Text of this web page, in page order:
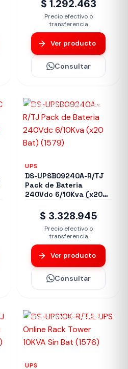
$ 1.292.463
Precio efectivo o
transferencia
Ver producto
Consultar
Disponible en 24/48hs
UPS
DS-UPSB09240A-R/TJ
Pack de Bateria
240Vdc 6/10Kva (x20
$ 3.328.945
Precio efectivo o
transferencia
Ver producto
Consultar
Disponible en 24/48hs
UPS